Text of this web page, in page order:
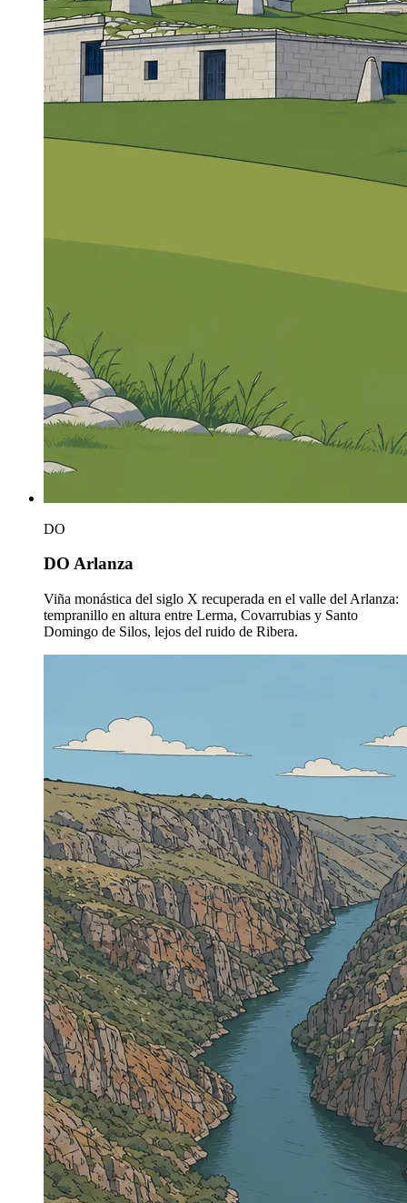
DO
DO Arlanza
Viña monástica del siglo X recuperada en el valle del Arlanza:
tempranillo en altura entre Lerma, Covarrubias y Santo
Domingo de Silos, lejos del ruido de Ribera.